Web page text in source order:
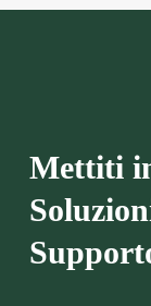
Mettiti